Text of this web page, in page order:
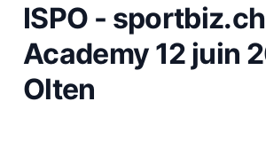
ISPO - sportbiz.ch
Academy 12 juin
Olten